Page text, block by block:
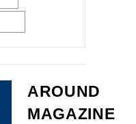
AROUND
MAGAZINE